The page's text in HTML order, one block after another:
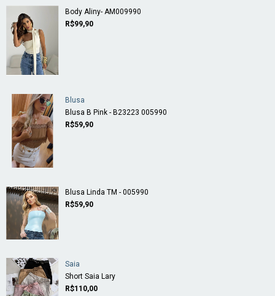
Body Aliny- AM009990
R$99,90
Blusa
Blusa B Pink - B23223 005990
R$59,90
Blusa Linda TM - 005990
R$59,90
Saia
Short Saia Lary
R$110,00